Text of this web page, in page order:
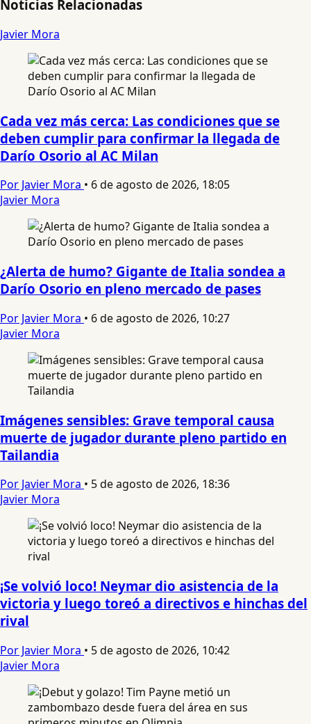
Noticias Relacionadas
Javier Mora
Cada vez más cerca: Las condiciones que se
deben cumplir para confirmar la llegada de
Darío Osorio al AC Milan
Por Javier Mora • 6 de agosto de 2026, 18:05
Javier Mora
¿Alerta de humo? Gigante de Italia sondea a
Darío Osorio en pleno mercado de pases
Por Javier Mora • 6 de agosto de 2026, 10:27
Javier Mora
Imágenes sensibles: Grave temporal causa
muerte de jugador durante pleno partido en
Tailandia
Por Javier Mora • 5 de agosto de 2026, 18:36
Javier Mora
¡Se volvió loco! Neymar dio asistencia de la
victoria y luego toreó a directivos e hinchas del
rival
Por Javier Mora • 5 de agosto de 2026, 10:42
Javier Mora